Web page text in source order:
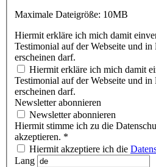
Maximale Dateigröße: 10MB
Hiermit erkläre ich mich damit
Testimonial auf der Webseite und
erscheinen darf.
Hiermit erkläre ich mich damit
Testimonial auf der Webseite und
erscheinen darf.
Newsletter abonnieren
Newsletter abonnieren
Hiermit stimme ich zu die
akzeptieren. *
Hiermit akzeptiere ich die
Lang